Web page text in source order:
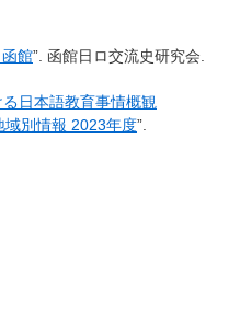
館”. 函館日ロ交流史研究会.
日本語教育事情概観
域別情報 2023年度”.